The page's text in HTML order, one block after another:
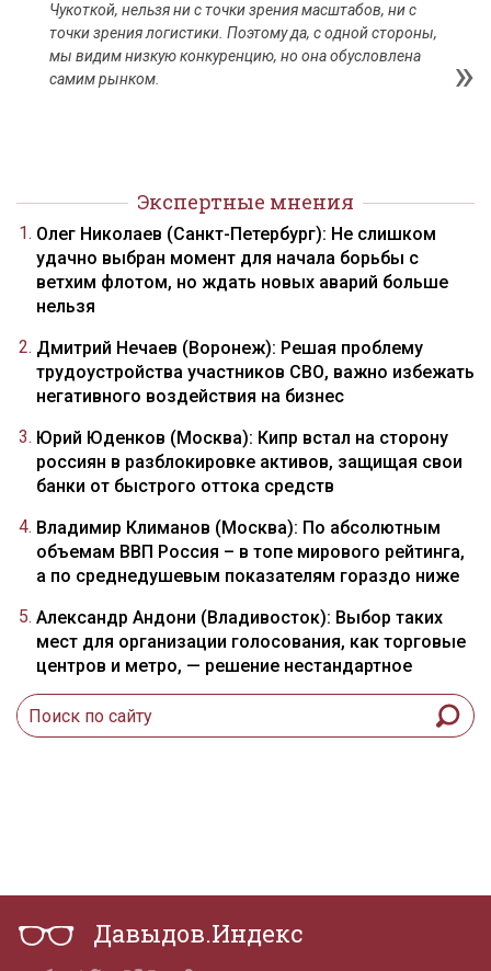
Чукоткой, нельзя ни с точки зрения масштабов, ни с
точки зрения логистики. Поэтому да, с одной стороны,
мы видим низкую конкуренцию, но она обусловлена
самим рынком.
Экспертные мнения
Олег Николаев (Санкт-Петербург): Не слишком
удачно выбран момент для начала борьбы с
ветхим флотом, но ждать новых аварий больше
нельзя
Дмитрий Нечаев (Воронеж): Решая проблему
трудоустройства участников СВО, важно избежать
негативного воздействия на бизнес
Юрий Юденков (Москва): Кипр встал на сторону
россиян в разблокировке активов, защищая свои
банки от быстрого оттока средств
Владимир Климанов (Москва): По абсолютным
объемам ВВП Россия – в топе мирового рейтинга,
а по среднедушевым показателям гораздо ниже
Александр Андони (Владивосток): Выбор таких
мест для организации голосования, как торговые
центров и метро, — решение нестандартное
Давыдов.Индекс